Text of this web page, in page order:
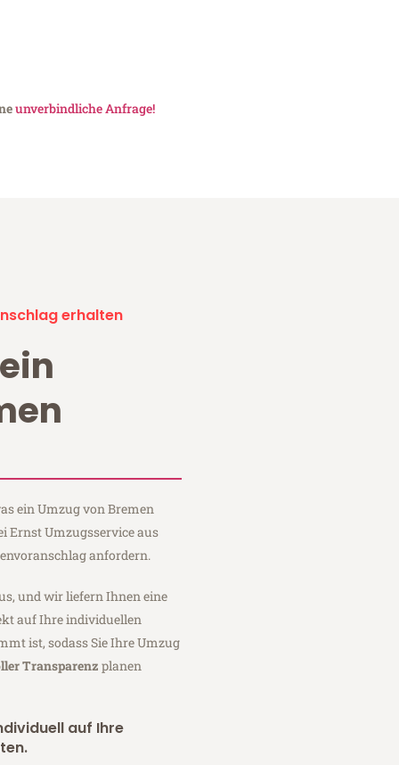
unverbindliche Anfrage!
erhalten
ein Umzug von Bremen
Ernst Umzugsservice aus
anfordern.
und wir liefern Ihnen eine
auf Ihre individuellen
ist, sodass Sie Ihre Umzug
Transparenz planen
auf Ihre